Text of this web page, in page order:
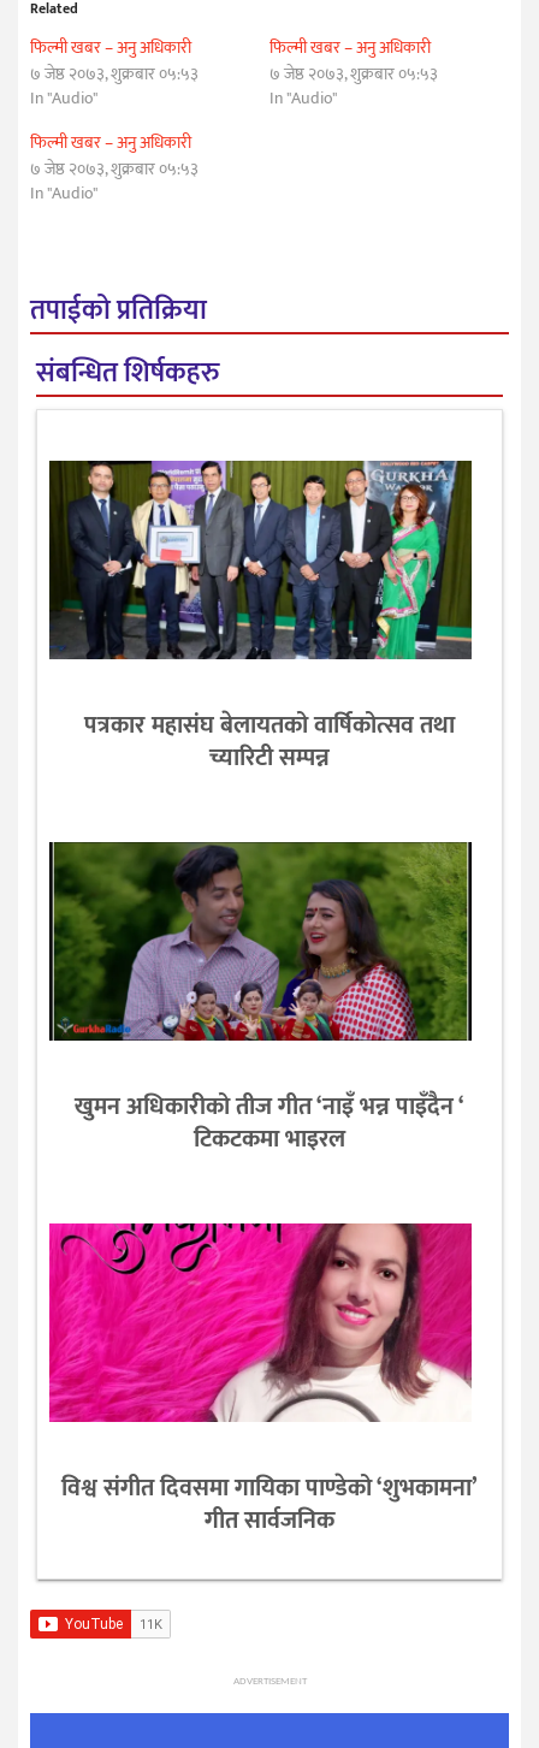
Related
फिल्मी खबर – अनु अधिकारी
७ जेष्ठ २०७३, शुक्रबार ०५:५३
In "Audio"
फिल्मी खबर – अनु अधिकारी
७ जेष्ठ २०७३, शुक्रबार ०५:५३
In "Audio"
फिल्मी खबर – अनु अधिकारी
७ जेष्ठ २०७३, शुक्रबार ०५:५३
In "Audio"
तपाईको प्रतिक्रिया
संबन्धित शिर्षकहरु
पत्रकार महासंघ बेलायतको वार्षिकोत्सव तथा
च्यारिटी सम्पन्न
खुमन अधिकारीको तीज गीत ‘नाइँ भन्न पाइँदैन ‘
टिकटकमा भाइरल
विश्व संगीत दिवसमा गायिका पाण्डेको ‘शुभकामना’
गीत सार्वजनिक
ADVERTISEMENT